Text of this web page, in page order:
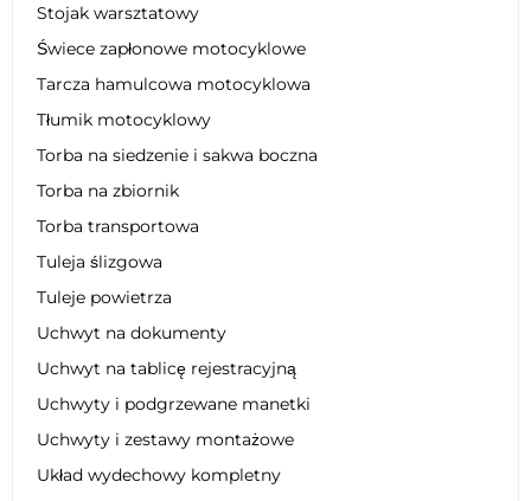
Stojak warsztatowy
Świece zapłonowe motocyklowe
Tarcza hamulcowa motocyklowa
Tłumik motocyklowy
Torba na siedzenie i sakwa boczna
Torba na zbiornik
Torba transportowa
Tuleja ślizgowa
Tuleje powietrza
Uchwyt na dokumenty
Uchwyt na tablicę rejestracyjną
Uchwyty i podgrzewane manetki
Uchwyty i zestawy montażowe
Układ wydechowy kompletny